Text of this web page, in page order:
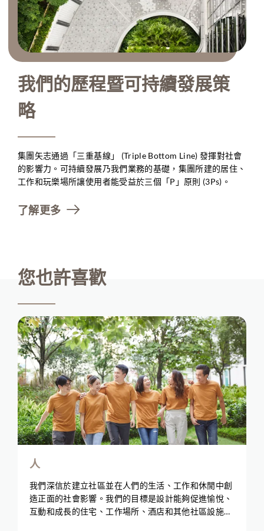
我們的歷程暨可持續發展策
略
集團矢志通過「三重基線」 (Triple Bottom Line) 發揮對社會
的影響力。可持續發展乃我們業務的基礎，集團所建的居住、
工作和玩樂場所讓使用者能受益於三個「P」原則 (3Ps)。
了解更多
您也許喜歡
人
我們深信於建立社區並在人們的生活、工作和休閒中創
造正面的社會影響。我們的目標是設計能夠促進愉悅、
互動和成長的住宅、工作場所、酒店和其他社區設施。